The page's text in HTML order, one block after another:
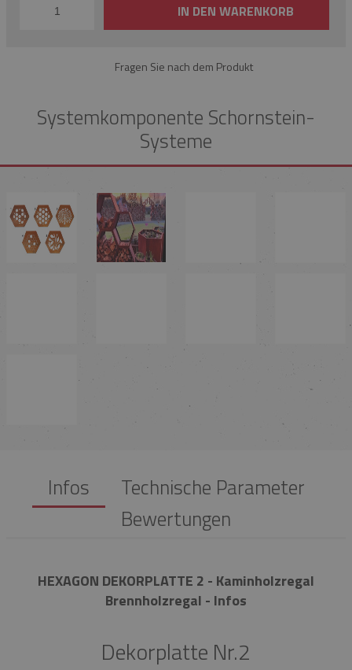
IN DEN WARENKORB
Fragen Sie nach dem Produkt
Systemkomponente Schornstein-
Systeme
Infos
Technische Parameter
Bewertungen
HEXAGON DEKORPLATTE 2 - Kaminholzregal
Brennholzregal - Infos
Dekorplatte Nr.2